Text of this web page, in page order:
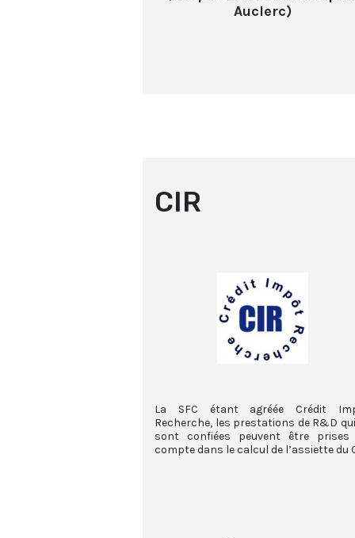
Auclerc)
CIR
La SFC étant agréée Crédit
Recherche, les prestations de R&D
sont confiées peuvent être prises
compte dans le calcul de l’assiette du